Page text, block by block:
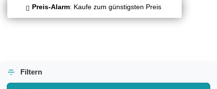
Preis-Alarm: Kaufe zum günstigsten Preis
Filtern